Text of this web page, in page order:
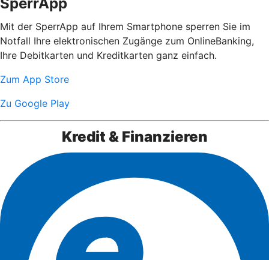
Mit der SperrApp auf Ihrem Smartphone sperren Sie im
Notfall Ihre elektronischen Zugänge zum OnlineBanking,
Ihre Debitkarten und Kreditkarten ganz einfach.
Zum App Store
Zu Google Play
Kredit & Finanzieren